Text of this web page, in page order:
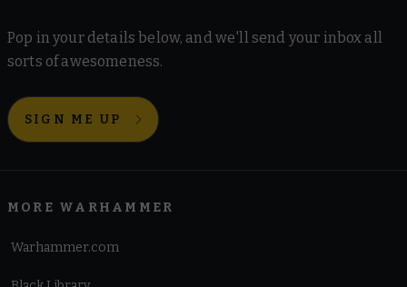
Pop in your details below, and we'll send your inbox all
sorts of awesomeness.
SIGN ME UP
MORE WARHAMMER
Warhammer.com